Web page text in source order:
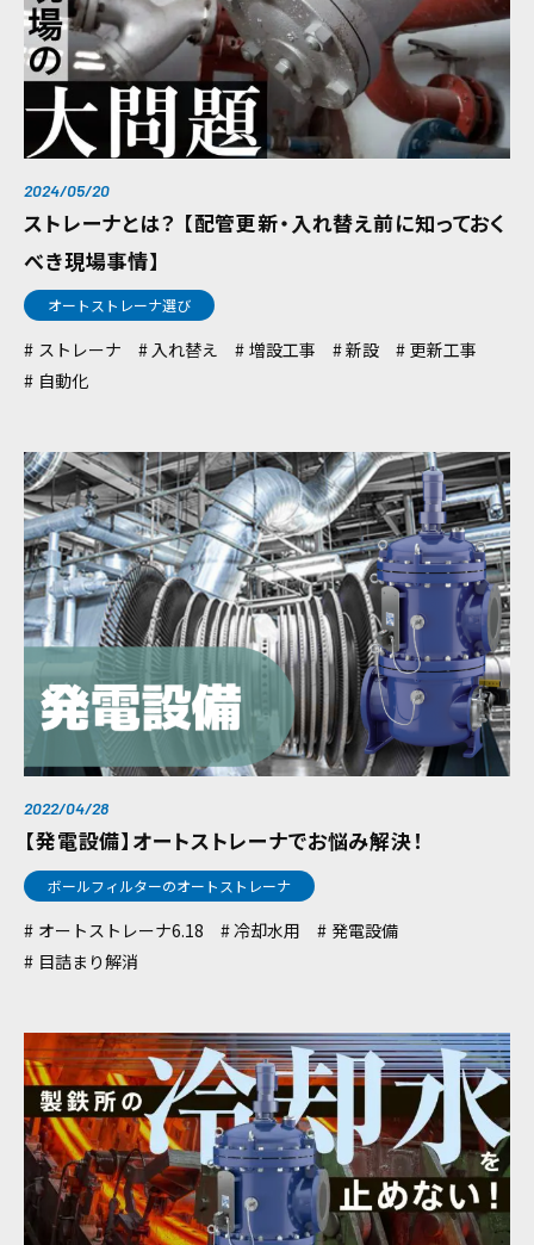
2024/05/20
ストレーナとは？ 【配管更新・入れ替え前に知っておく
べき現場事情】
オートストレーナ選び
ストレーナ 入れ替え 増設工事 新設
更新工事
自動化
2022/04/28
【発電設備】オートストレーナでお悩み解決！
ボールフィルターのオートストレーナ
オートストレーナ6.18 冷却水用
発電設備
目詰まり解消